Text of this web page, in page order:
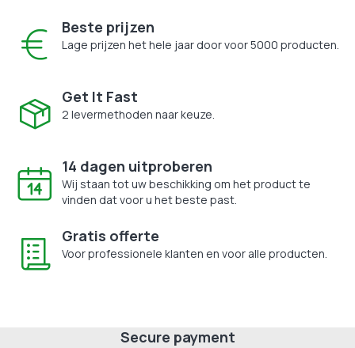
Beste prijzen
Lage prijzen het hele jaar door voor 5000 producten.
Get It Fast
2 levermethoden naar keuze.
14 dagen uitproberen
Wij staan tot uw beschikking om het product te
vinden dat voor u het beste past.
Gratis offerte
Voor professionele klanten en voor alle producten.
Secure payment